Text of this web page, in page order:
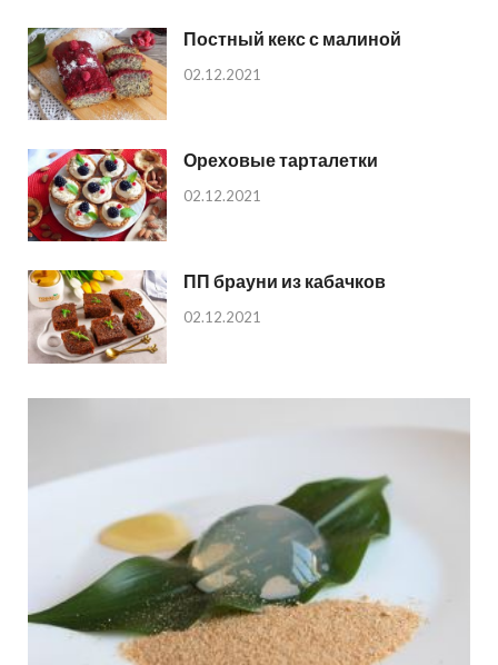
Постный кекс с малиной
02.12.2021
Ореховые тарталетки
02.12.2021
ПП брауни из кабачков
02.12.2021